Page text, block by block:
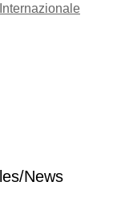
News